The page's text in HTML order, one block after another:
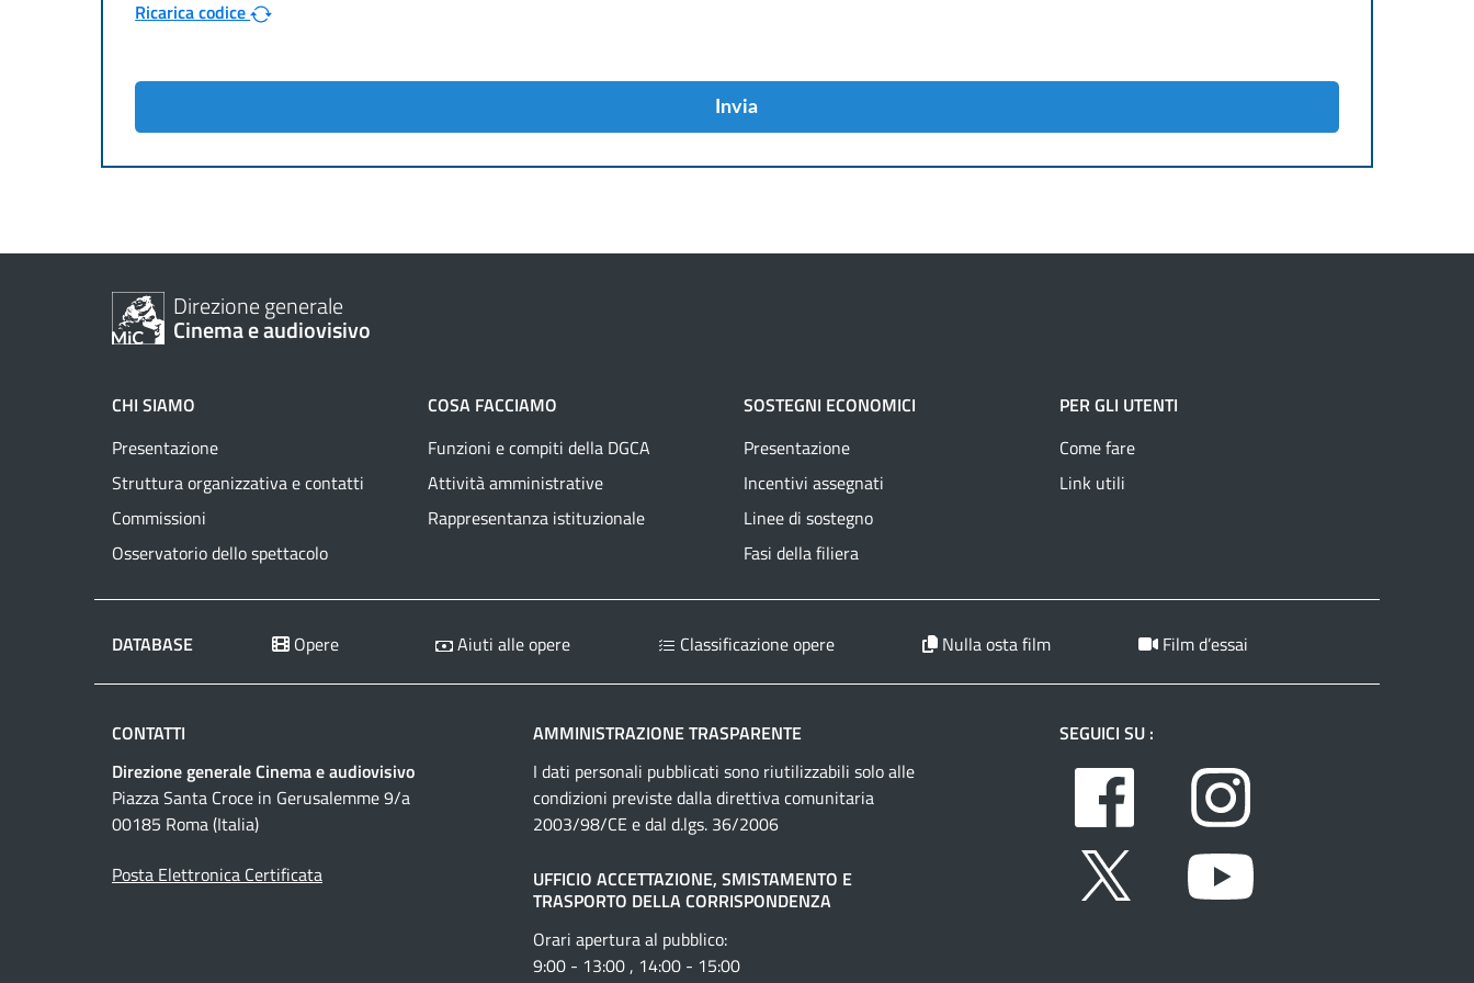
Ricarica codice
Invia
Direzione generale
Cinema e audiovisivo
CHI SIAMO
Presentazione
Struttura organizzativa e contatti
Commissioni
Osservatorio dello spettacolo
COSA FACCIAMO
Funzioni e compiti della DGCA
Attività amministrative
Rappresentanza istituzionale
SOSTEGNI ECONOMICI
Presentazione
Incentivi assegnati
Linee di sostegno
Fasi della filiera
PER GLI UTENTI
Come fare
Link utili
DATABASE Opere Aiuti alle opere Classificazione opere Nulla osta film Film d’essai
CONTATTI
Direzione generale Cinema e audiovisivo
Piazza Santa Croce in Gerusalemme 9/a
00185 Roma (Italia)
Posta Elettronica Certificata
AMMINISTRAZIONE TRASPARENTE
I dati personali pubblicati sono riutilizzabili solo alle
condizioni previste dalla direttiva comunitaria
2003/98/CE e dal d.lgs. 36/2006
UFFICIO ACCETTAZIONE, SMISTAMENTO E
TRASPORTO DELLA CORRISPONDENZA
Orari apertura al pubblico:
9:00 - 13:00 , 14:00 - 15:00
SEGUICI SU :
Facebook
Twitter